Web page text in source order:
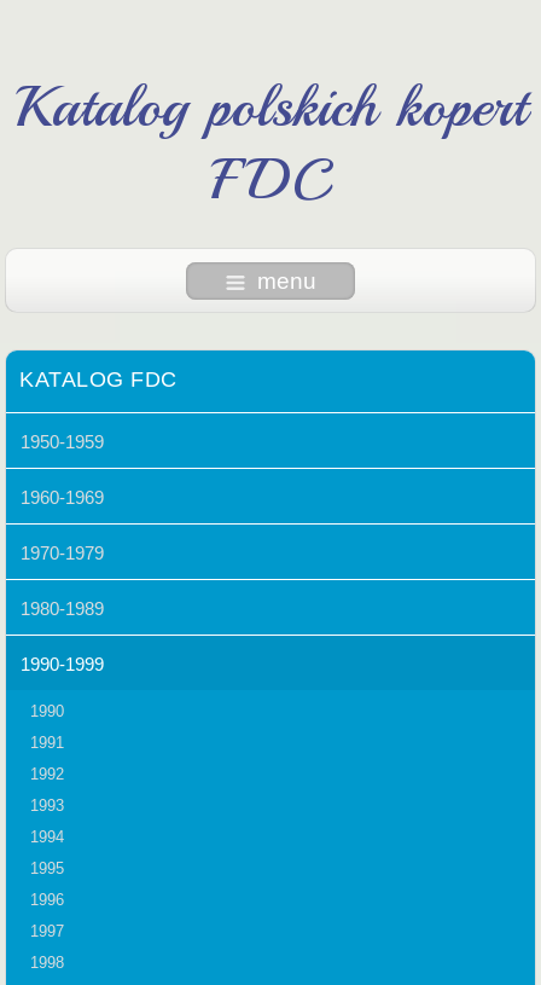
Katalog polskich kopert
FDC
menu
KATALOG FDC
1950-1959
1960-1969
1970-1979
1980-1989
1990-1999
1990
1991
1992
1993
1994
1995
1996
1997
1998